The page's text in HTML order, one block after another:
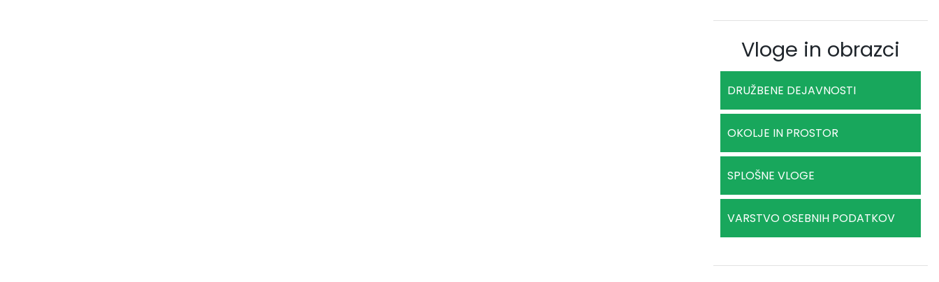
Vloge in obrazci
DRUŽBENE DEJAVNOSTI
OKOLJE IN PROSTOR
SPLOŠNE VLOGE
VARSTVO OSEBNIH PODATKOV